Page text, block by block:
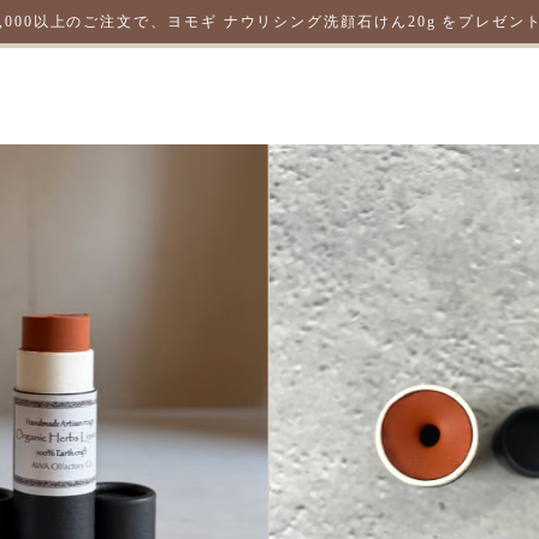
以上のご注文で、ヨモギ ナウリシング洗顔石けん20g をプレゼ